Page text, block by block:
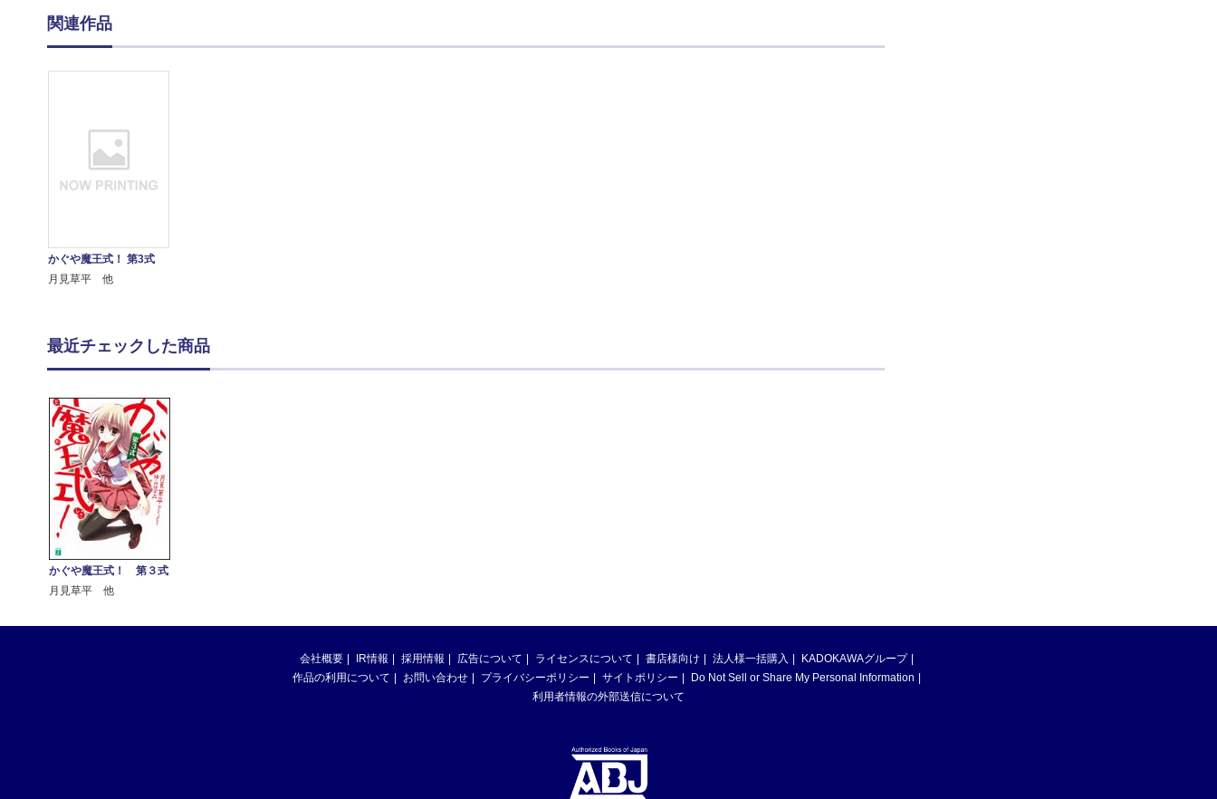
関連作品
かぐや魔王式！ 第3式
月見草平 他
最近チェックした商品
かぐや魔王式！ 第３式
月見草平 他
会社概要 IR情報 採用情報 広告について ライセンスについて 書店様向け 法人様一括購入
KADOKAWAグループ
作品の利用について
お問い合わせ プライバシーポリシー サイトポリシー
Do Not Sell or Share My Personal Information
利用者情報の外部送信について